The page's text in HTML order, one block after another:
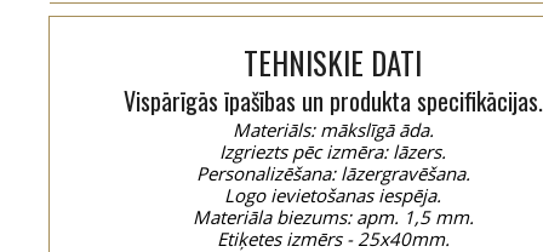
TEHNISKIE DATI
Vispārīgās īpašības un produkta specifikācijas.
Materiāls: mākslīgā āda.
Izgriezts pēc izmēra: lāzers.
Personalizēšana: lāzergravēšana.
Logo ievietošanas iespēja.
Materiāla biezums: apm. 1,5 mm.
Etiķetes izmērs - 25x40mm.